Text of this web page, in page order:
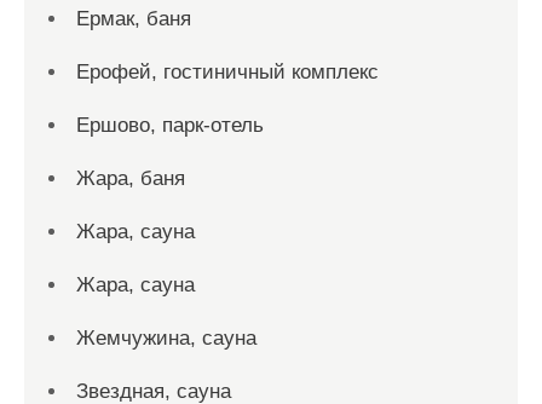
Ермак, баня
Ерофей, гостиничный комплекс
Ершово, парк-отель
Жара, баня
Жара, сауна
Жара, сауна
Жемчужина, сауна
Звездная, сауна